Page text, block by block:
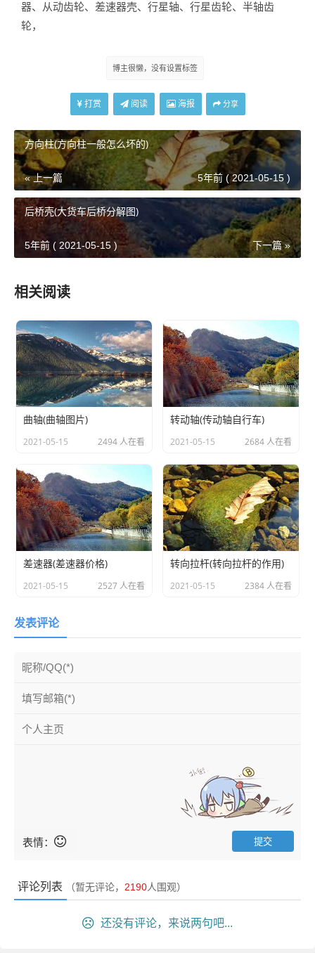
器、从动齿轮、差速器壳、行星轴、行星齿轮、半轴齿
轮，
博主很懒，没有设置标签
打赏 阅读 海报 分享
方向柱(方向柱一般怎么坏的)
« 上一篇 5年前 ( 2021-05-15 )
后桥壳(大货车后桥分解图)
下一篇 »
5年前 ( 2021-05-15 )
相关阅读
曲轴(曲轴图片)
2021-05-15 2494 人在看
转动轴(传动轴自行车)
2021-05-15 2684 人在看
差速器(差速器价格)
2021-05-15 2527 人在看
转向拉杆(转向拉杆的作用)
2021-05-15 2384 人在看
发表评论
表情：
评论列表 （暂无评论， 2190人围观）
还没有评论，来说两句吧...